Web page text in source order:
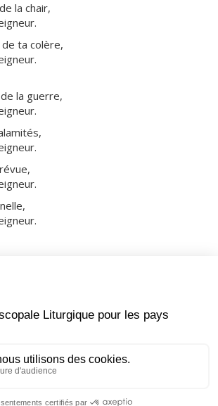
la chair,
ta colère,
la guerre,
Seigneur, l’esprit d’amour dont
saint Josaphat qui donna sa vie pour
esprit, nous n’hésitions pas à
nos frères.